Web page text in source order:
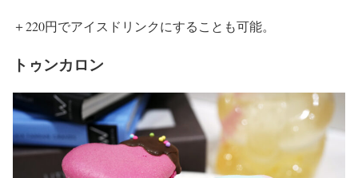
＋220円でアイスドリンクにすることも可能。
トゥンカロン